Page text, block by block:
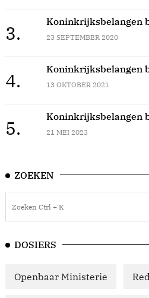
3.
Koninkrijksbelangen
23 SEPTEMBER 2020
4.
Koninkrijksbelangen
13 OKTOBER 2021
5.
Koninkrijksbelangen
21 MEI 2023
ZOEKEN
DOSIERS
Openbaar Ministerie